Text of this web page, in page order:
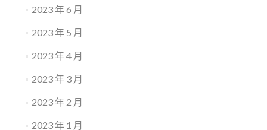
2023 年 6 月
2023 年 5 月
2023 年 4 月
2023 年 3 月
2023 年 2 月
2023 年 1 月